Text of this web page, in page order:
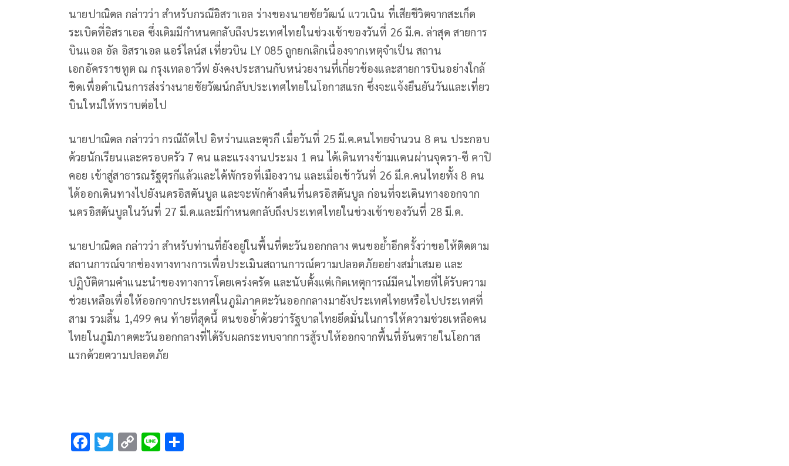
นายปาณิดล กล่าวว่า สำหรับกรณีอิสราเอล ร่างของนายชัยวัฒน์ แววเนิน ที่เสียชีวิตจากสะเก็ด
ระเบิดที่อิสราเอล ซึ่งเดิมมีกำหนดกลับถึงประเทศไทยในช่วงเช้าของวันที่ 26 มี.ค. ล่าสุด สายการ
บินแอล อัล อิสราเอล แอร์ไลน์ส เที่ยวบิน LY 085 ถูกยกเลิกเนื่องจากเหตุจำเป็น สถาน
เอกอัครราชทูต ณ กรุงเทลอาวีฟ ยังคงประสานกับหน่วยงานที่เกี่ยวข้องและสายการบินอย่างใกล้
ชิดเพื่อดำเนินการส่งร่างนายชัยวัฒน์กลับประเทศไทยในโอกาสแรก ซึ่งจะแจ้งยืนยันวันและเที่ยว
บินใหม่ให้ทราบต่อไป
นายปาณิดล กล่าวว่า กรณีถัดไป อิหร่านและตุรกี เมื่อวันที่ 25 มี.ค.คนไทยจำนวน 8 คน ประกอบ
ด้วยนักเรียนและครอบครัว 7 คน และแรงงานประมง 1 คน ได้เดินทางข้ามแดนผ่านจุดรา-ซี คาปิ
คอย เข้าสู่สาธารณรัฐตุรกีแล้วและได้พักรอที่เมืองวาน และเมื่อเช้าวันที่ 26 มี.ค.คนไทยทั้ง 8 คน
ได้ออกเดินทางไปยังนครอิสตันบูล และจะพักค้างคืนที่นครอิสตันบูล ก่อนที่จะเดินทางออกจาก
นครอิสตันบูลในวันที่ 27 มี.ค.และมีกำหนดกลับถึงประเทศไทยในช่วงเช้าของวันที่ 28 มี.ค.
นายปาณิดล กล่าวว่า สำหรับท่านที่ยังอยู่ในพื้นที่ตะวันออกกลาง ตนขอย้ำอีกครั้งว่าขอให้ติดตาม
สถานการณ์จากช่องทางทางการเพื่อประเมินสถานการณ์ความปลอดภัยอย่างสม่ำเสมอ และ
ปฏิบัติตามคำแนะนำของทางการโดยเคร่งครัด และนับตั้งแต่เกิดเหตุการณ์มีคนไทยที่ได้รับความ
ช่วยเหลือเพื่อให้ออกจากประเทศในภูมิภาคตะวันออกกลางมายังประเทศไทยหรือไปประเทศที่
สาม รวมสิ้น 1,499 คน ท้ายที่สุดนี้ ตนขอย้ำด้วยว่ารัฐบาลไทยยึดมั่นในการให้ความช่วยเหลือคน
ไทยในภูมิภาคตะวันออกกลางที่ได้รับผลกระทบจากการสู้รบให้ออกจากพื้นที่อันตรายในโอกาส
แรกด้วยความปลอดภัย
F T C Li